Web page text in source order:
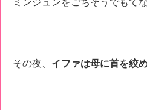
ミンジュンをごちそうでもて
その夜、 イファは母に首を絞